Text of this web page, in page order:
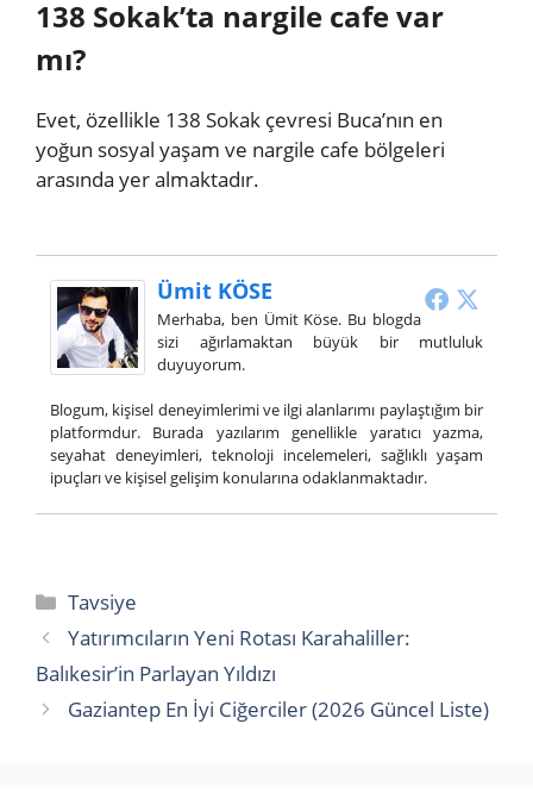
138 Sokak’ta nargile cafe var
mı?
Evet, özellikle 138 Sokak çevresi Buca’nın en
yoğun sosyal yaşam ve nargile cafe bölgeleri
arasında yer almaktadır.
Ümit KÖSE
Merhaba, ben Ümit Köse. Bu blogda
sizi ağırlamaktan büyük bir mutluluk
duyuyorum.
Blogum, kişisel deneyimlerimi ve ilgi alanlarımı paylaştığım bir
platformdur. Burada yazılarım genellikle yaratıcı yazma,
seyahat deneyimleri, teknoloji incelemeleri, sağlıklı yaşam
ipuçları ve kişisel gelişim konularına odaklanmaktadır.
Kategoriler
Tavsiye
Yatırımcıların Yeni Rotası Karahaliller:
Balıkesir’in Parlayan Yıldızı
Gaziantep En İyi Ciğerciler (2026 Güncel Liste)